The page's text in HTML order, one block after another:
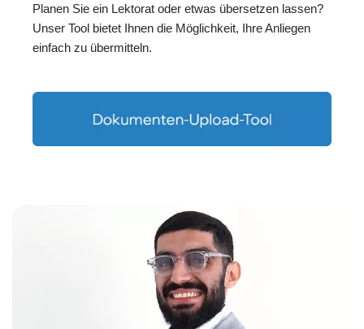
Planen Sie ein Lektorat oder etwas übersetzen lassen?
Unser Tool bietet Ihnen die Möglichkeit, Ihre Anliegen
einfach zu übermitteln.